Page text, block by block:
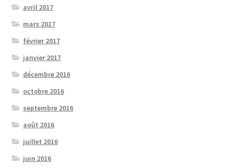
avril 2017
mars 2017
février 2017
janvier 2017
décembre 2016
octobre 2016
septembre 2016
août 2016
juillet 2016
juin 2016